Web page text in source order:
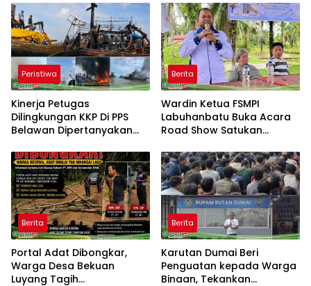
Dugaan Pembongkaran
Portal Adat
Peristiwa
Kinerja Petugas
Dilingkungan KKP Di PPS
Belawan Dipertanyakan
Kali Alami Kebakaran
Berita
Wardin Ketua FSMPI
Labuhanbatu Buka Acara
Road Show Satukan
Perkebunan Kawal UU
Ketenagakerjaan Baru
Berita
Portal Adat Dibongkar,
Warga Desa Bekuan
Luyang Tagih
Berita
Karutan Dumai Beri
Penguatan kepada Warga
Binaan, Tekankan